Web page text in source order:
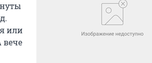
или
вече